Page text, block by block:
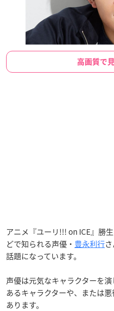
高画質で
アニメ『ユーリ!!! on ICE』 勝
どで知られる声優・ 豊永利行
話題になっています。
声優は元気なキャラクターを
あるキャラクターや、または
あります。